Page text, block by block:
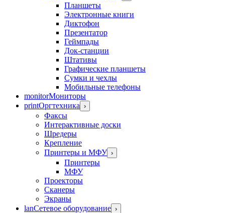
Планшеты
Электронные книги
Диктофон
Презентатор
Геймпады
Док-станции
Штативы
Графические планшеты
Сумки и чехлы
Мобильные телефоны
monitorМониторы
printОргтехника ›
Факсы
Интерактивные доски
Шредеры
Крепление
Принтеры и МФУ ›
Принтеры
МФУ
Проекторы
Сканеры
Экраны
lanСетевое оборудование ›